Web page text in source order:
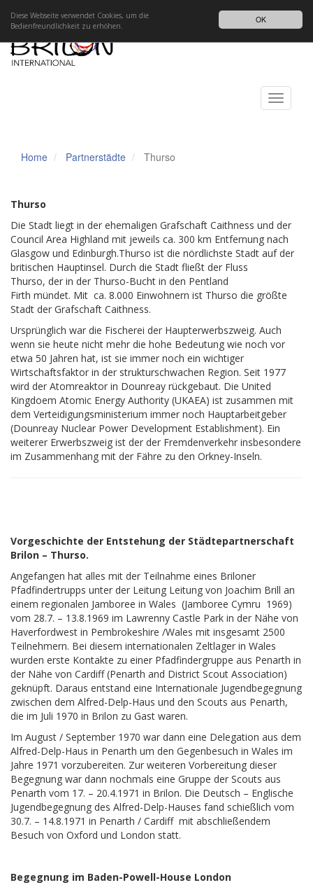
OK
Diese Webseite verwendet Cookies, um die
Bedienfreundlichkeit zu erhöhen.
DE
Impressum Datenschutz
Toggle
Home Partnerstädte Thurso
Thurso
Die Stadt liegt in der ehemaligen Grafschaft Caithness und der
Council Area Highland mit jeweils ca. 300 km Entfernung nach
Glasgow und Edinburgh.Thurso ist die nördlichste Stadt auf der
britischen Hauptinsel. Durch die Stadt fließt der Fluss
Thurso, der in der Thurso-Bucht in den Pentland
Firth mündet. Mit ca. 8.000 Einwohnern ist Thurso die größte
Stadt der Grafschaft Caithness.
Ursprünglich war die Fischerei der Haupterwerbszweig. Auch
wenn sie heute nicht mehr die hohe Bedeutung wie noch vor
etwa 50 Jahren hat, ist sie immer noch ein wichtiger
Wirtschaftsfaktor in der strukturschwachen Region. Seit 1977
wird der Atomreaktor in Dounreay rückgebaut. Die United
Kingdoem Atomic Energy Authority (UKAEA) ist zusammen mit
dem Verteidigungsministerium immer noch Hauptarbeitgeber
(Dounreay Nuclear Power Development Establishment). Ein
weiterer Erwerbszweig ist der der Fremdenverkehr insbesondere
im Zusammenhang mit der Fähre zu den Orkney-Inseln.
Vorgeschichte der Entstehung der Städtepartnerschaft
Brilon – Thurso.
Angefangen hat alles mit der Teilnahme eines Briloner
Pfadfindertrupps unter der Leitung Leitung von Joachim Brill an
einem regionalen Jamboree in Wales (Jamboree Cymru 1969)
vom 28.7. – 13.8.1969 im Lawrenny Castle Park in der Nähe von
Haverfordwest in Pembrokeshire /Wales mit insgesamt 2500
Teilnehmern. Bei diesem internationalen Zeltlager in Wales
wurden erste Kontakte zu einer Pfadfindergruppe aus Penarth in
der Nähe von Cardiff (Penarth and District Scout Association)
geknüpft. Daraus entstand eine Internationale Jugendbegegnung
zwischen dem Alfred-Delp-Haus und den Scouts aus Penarth,
die im Juli 1970 in Brilon zu Gast waren.
Im August / September 1970 war dann eine Delegation aus dem
Alfred-Delp-Haus in Penarth um den Gegenbesuch in Wales im
Jahre 1971 vorzubereiten. Zur weiteren Vorbereitung dieser
Begegnung war dann nochmals eine Gruppe der Scouts aus
Penarth vom 17. – 20.4.1971 in Brilon. Die Deutsch – Englische
Jugendbegegnung des Alfred-Delp-Hauses fand schießlich vom
30.7. – 14.8.1971 in Penarth / Cardiff mit abschließendem
Besuch von Oxford und London statt.
Begegnung im Baden-Powell-House London